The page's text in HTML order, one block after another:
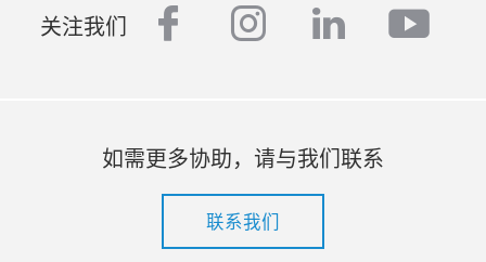
关注我们 facebook
instagram
linkedin
如需更多协助，请与我们联系
联系我们